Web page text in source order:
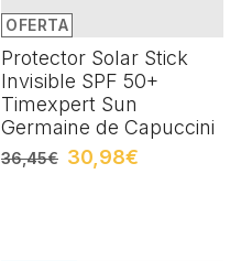
OFERTA
Protector Solar Stick
Invisible SPF 50+
Timexpert Sun
Germaine de Capuccini
36,45€ 30,98€